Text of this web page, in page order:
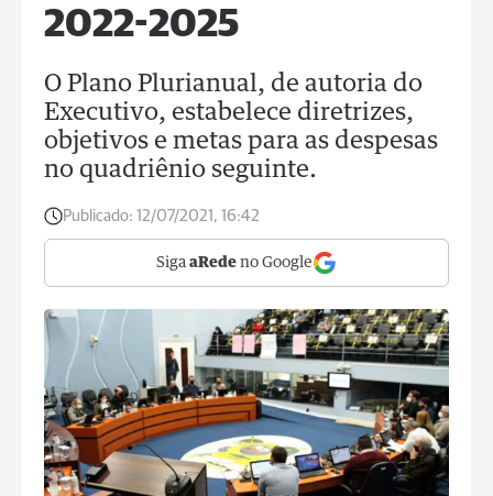
2022-2025
O Plano Plurianual, de autoria do
Executivo, estabelece diretrizes,
objetivos e metas para as despesas
no quadriênio seguinte.
Publicado: 12/07/2021, 16:42
Siga aRede no Google